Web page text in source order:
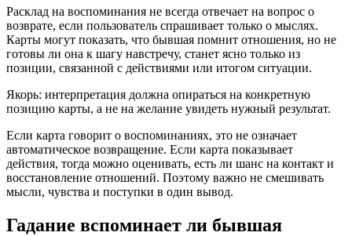
Расклад на воспоминания не всегда отвечает на вопрос о
возврате, если пользователь спрашивает только о мыслях.
Карты могут показать, что бывшая помнит отношения, но не
готовы ли она к шагу навстречу, станет ясно только из
позиции, связанной с действиями или итогом ситуации.
Якорь: интерпретация должна опираться на конкретную
позицию карты, а не на желание увидеть нужный результат.
Если карта говорит о воспоминаниях, это не означает
автоматическое возвращение. Если карта показывает
действия, тогда можно оценивать, есть ли шанс на контакт и
восстановление отношений. Поэтому важно не смешивать
мысли, чувства и поступки в один вывод.
Гадание вспоминает ли бывшая